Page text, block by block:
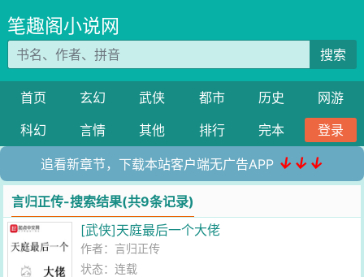
笔趣阁小说网
搜索
首页 玄幻 武侠 都市 历史
网游
科幻
言情 其他 排行 完本 登录
追看新章节，下载本站客户端无广告APP ↓↓↓
言归正传-搜索结果(共9条记录)
[武侠]天庭最后一个大佬
作者： 言归正传
状态：连载